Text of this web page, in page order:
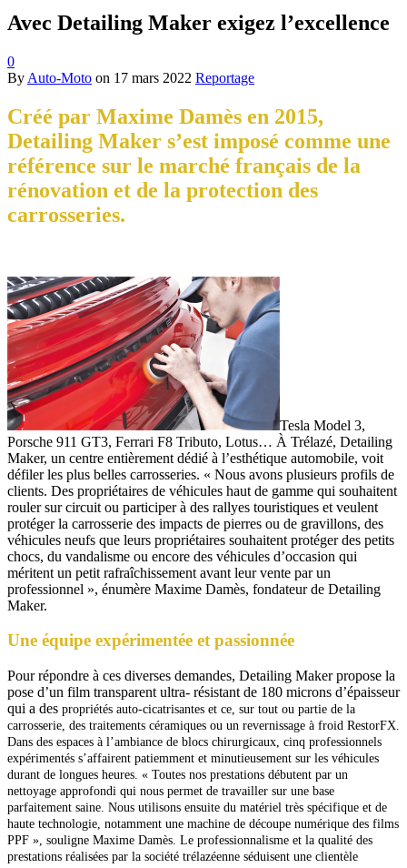
Avec Detailing Maker exigez l’excellence
0
By Auto-Moto on 17 mars 2022 Reportage
Créé par Maxime Damès en 2015,
Detailing Maker s’est imposé comme une
référence sur le marché français de la
rénovation et de la protection des
carrosseries.
Tesla Model 3,
Porsche 911 GT3, Ferrari F8 Tributo, Lotus… À Trélazé, Detailing
Maker, un centre entièrement dédié à l’esthétique automobile, voit
défiler les plus belles carrosseries. « Nous avons plusieurs profils de
clients. Des propriétaires de véhicules haut de gamme qui souhaitent
rouler sur circuit ou participer à des rallyes touristiques et veulent
protéger la carrosserie des impacts de pierres ou de gravillons, des
véhicules neufs que leurs propriétaires souhaitent protéger des petits
chocs, du vandalisme ou encore des véhicules d’occasion qui
méritent un petit rafraîchissement avant leur vente par un
professionnel », énumère Maxime Damès, fondateur de Detailing
Maker.
Une équipe expérimentée et passionnée
Pour répondre à ces diverses demandes, Detailing Maker propose la
pose d’un film transparent ultra- résistant de 180 microns d’épaisseur
qui a des propriétés auto-cicatrisantes et ce, sur tout ou partie de la
carrosserie, des traitements céramiques ou un revernissage à froid RestorFX.
Dans des espaces à l’ambiance de blocs chirurgicaux, cinq professionnels
expérimentés s’affairent patiemment et minutieusement sur les véhicules
durant de longues heures. « Toutes nos prestations débutent par un
nettoyage approfondi qui nous permet de travailler sur une base
parfaitement saine. Nous utilisons ensuite du matériel très spécifique et de
haute technologie, notamment une machine de découpe numérique des films
PPF », souligne Maxime Damès. Le professionnalisme et la qualité des
prestations réalisées par la société trélazéenne séduisent une clientèle